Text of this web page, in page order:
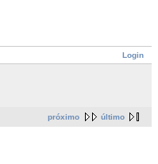
Login
próximo último